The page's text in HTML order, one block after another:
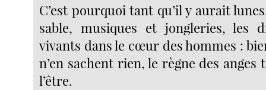
C’est pourquoi tant qu’il y aurait
sable, musiques et jongleries, les
vivants dans le cœur des hommes :
n’en sachent rien, le règne des
l’être.